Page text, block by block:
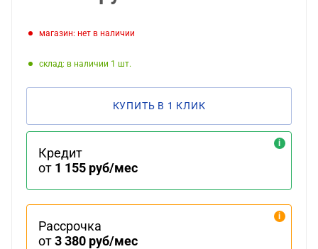
Магазин: нет в наличии
Склад: в наличии 1
КУПИТЬ В 1 КЛИК
Кредит
от 1 155 руб/мес
Рассрочка
от3 380 руб/мес